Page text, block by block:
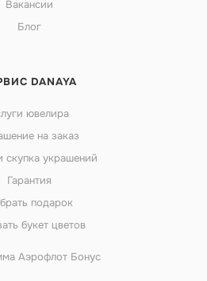
Вакансии
Блог
DANAYA
ювелира
на заказ
скупка украшений
Гарантия
подарок
букет цветов
Аэрофлот Бонус